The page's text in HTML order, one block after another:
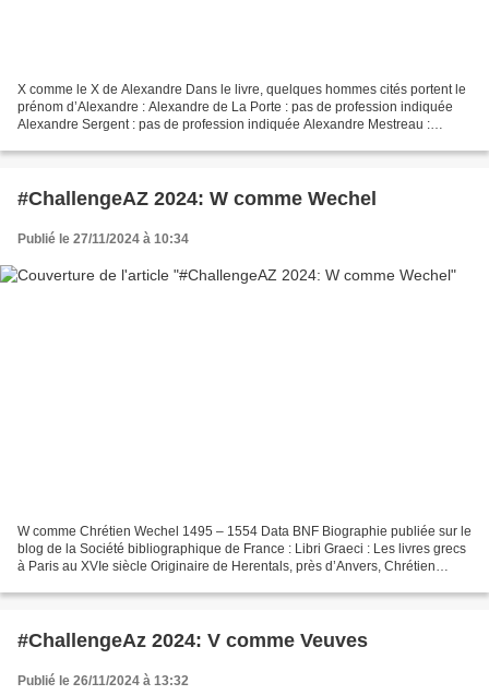
X comme le X de Alexandre Dans le livre, quelques hommes cités portent le
prénom d’Alexandre : Alexandre de La Porte : pas de profession indiquée
Alexandre Sergent : pas de profession indiquée Alexandre Mestreau :
#ChallengeAZ 2024: W comme Wechel
Publié le 27/11/2024 à 10:34
W comme Chrétien Wechel 1495 – 1554 Data BNF Biographie publiée sur le
blog de la Société bibliographique de France : Libri Graeci : Les livres grecs
à Paris au XVIe siècle Originaire de Herentals, près d’Anvers, Chrétien
#ChallengeAz 2024: V comme Veuves
Publié le 26/11/2024 à 13:32